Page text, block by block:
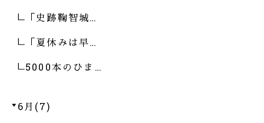
「史跡鞠智城…
「夏休みは早…
5000本のひま…
6月(7)